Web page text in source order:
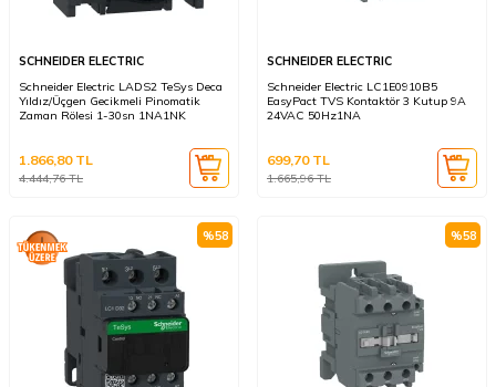
SCHNEIDER ELECTRIC
Schneider Electric LADS2 TeSys Deca
Yıldız/Üçgen Gecikmeli Pinomatik
Zaman Rölesi 1-30sn 1NA1NK
4.444,76TL
1.866,80TL
SCHNEIDER ELECTRIC
Schneider Electric LC1E0910B5
EasyPact TVS Kontaktör 3 Kutup 9A
24VAC 50Hz1NA
1.665,96TL
699,70TL
%58 %58